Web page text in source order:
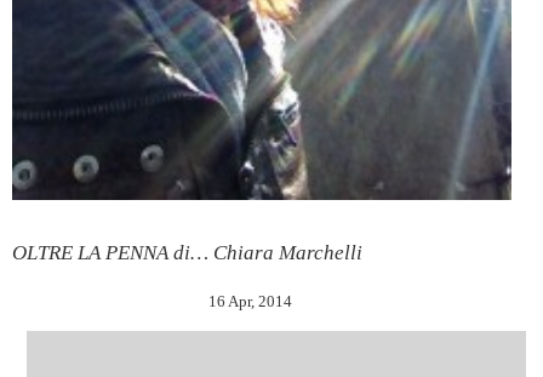
OLTRE LA PENNA di… Chiara Marchelli
16 Apr, 2014